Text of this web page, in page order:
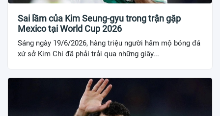
Sai lầm của Kim Seung-gyu trong trận gặp
Mexico tại World Cup 2026
Sáng ngày 19/6/2026, hàng triệu người hâm mộ bóng đá
xứ sở Kim Chi đã phải trải qua những giây...